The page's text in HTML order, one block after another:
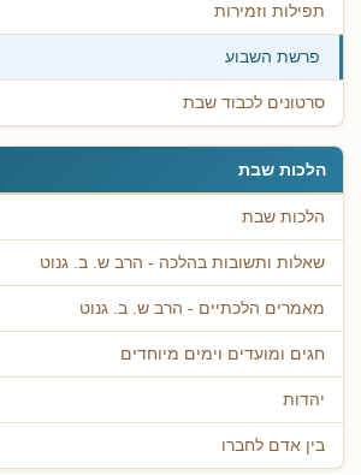
תפילות וזמירות
פרשת השבוע
סרטונים לכבוד שבת
הלכות שבת
הלכות שבת
שאלות ותשובות בהלכה - הרב ש. ב. גנוט
מאמרים הלכתיים - הרב ש. ב. גנוט
חגים ומועדים וימים מיוחדים
יהדות
בין אדם לחברו